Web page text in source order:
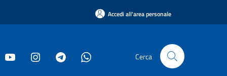
Accedi all'area personale
Cerca